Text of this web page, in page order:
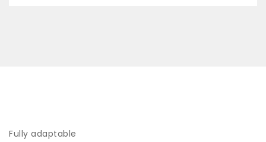
Fully adaptable